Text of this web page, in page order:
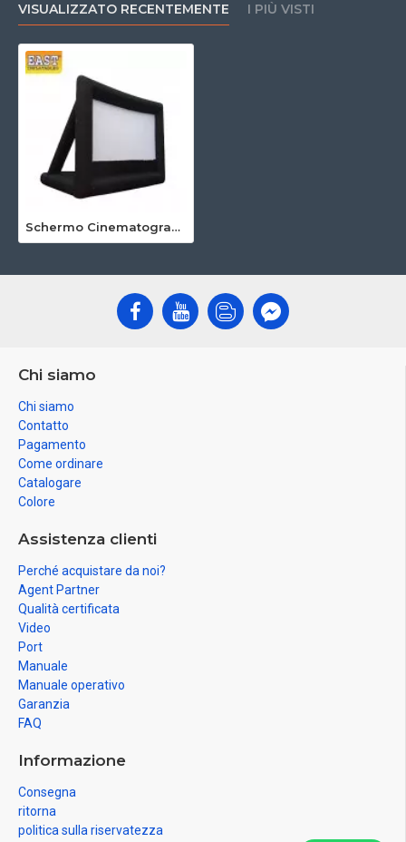
VISUALIZZATO RECENTEMENTE I PIÙ VISTI
Schermo Cinematografico Gonfiabile
Chi siamo
Chi siamo
Contatto
Pagamento
Come ordinare
Catalogare
Colore
Assistenza clienti
Perché acquistare da noi?
Agent Partner
Qualità certificata
Video
Port
Manuale
Manuale operativo
Garanzia
FAQ
Informazione
Consegna
ritorna
politica sulla riservatezza